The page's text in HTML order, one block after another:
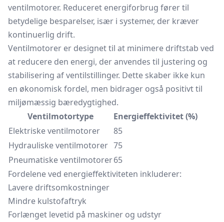
ventilmotorer. Reduceret energiforbrug fører til
betydelige besparelser, især i systemer, der kræver
kontinuerlig drift.
Ventilmotorer er designet til at minimere driftstab ved
at reducere den energi, der anvendes til justering og
stabilisering af ventilstillinger. Dette skaber ikke kun
en økonomisk fordel, men bidrager også positivt til
miljømæssig bæredygtighed.
Ventilmotortype
Energieffektivitet (%)
Elektriske ventilmotorer
85
Hydrauliske ventilmotorer 75
Pneumatiske ventilmotorer65
Fordelene ved energieffektiviteten inkluderer:
Lavere driftsomkostninger
Mindre kulstofaftryk
Forlænget levetid på maskiner og udstyr